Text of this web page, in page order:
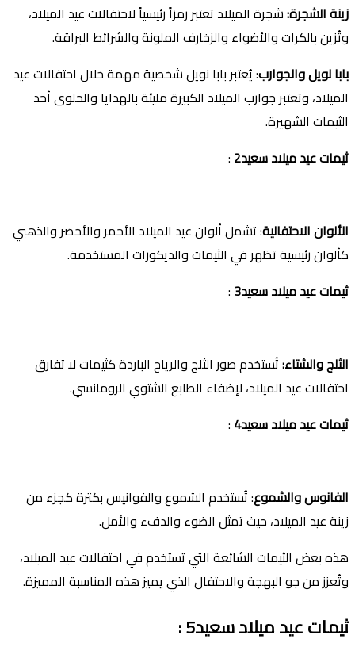
زينة الشجرة:شجرة الميلاد تعتبر رمزاً رئيسياً لاحتفالات عيد الميلاد،
وتُزين بالكرات والأضواء والزخارف الملونة والشرائط البراقة.
بابا نويل والجوارب: يُعتبر بابا نويل شخصية مهمة خلال احتفالات عيد
الميلاد، وتعتبر جوارب الميلاد الكبيرة مليئة بالهدايا والحلوى أحد
الثيمات الشهيرة.
ثيمات عيد ميلاد سعيد2 :
الألوان الاحتفالية: تشمل ألوان عيد الميلاد الأحمر والأخضر والذهبي
كألوان رئيسية تظهر في الثيمات والديكورات المستخدمة.
ثيمات عيد ميلاد سعيد3 :
الثلج والشتاء:تُستخدم صور الثلج والرياح الباردة كثيمات لا تفارق
احتفالات عيد الميلاد، لإضفاء الطابع الشتوي الرومانسي.
ثيمات عيد ميلاد سعيد4 :
الفانوس والشموع: تُستخدم الشموع والفوانيس بكثرة كجزء من
زينة عيد الميلاد، حيث تمثل الضوء والدفء والأمل.
هذه بعض الثيمات الشائعة التي تستخدم في احتفالات عيد الميلاد،
وتُعزز من جو البهجة والاحتفال الذي يميز هذه المناسبة المميزة.
ثيمات عيد ميلاد سعيد5 :